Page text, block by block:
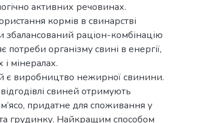
активних речовинах.
кормів в свинарстві
раціон-комбінацію
організму свині в енергії,
і мінералах.
є виробництво нежирної свинини.
відгодівлі свиней отримують
придатне для споживання у
грудинку. Найкращим способом